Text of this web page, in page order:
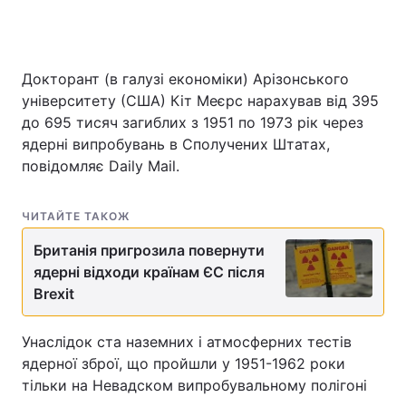
Головна
Україна
Економіка Світ
Спорт
Зброя Інциденти
Докторант (в галузі економіки) Арізонського
університету (США) Кіт Меєрс нарахував від 395
до 695 тисяч загиблих з 1951 по 1973 рік через
ядерні випробувань в Сполучених Штатах,
повідомляє Daily Mail.
ЧИТАЙТЕ ТАКОЖ
Британія пригрозила повернути
ядерні відходи країнам ЄС після
Brexit
Унаслідок ста наземних і атмосферних тестів
ядерної зброї, що пройшли у 1951-1962 роки
тільки на Невадском випробувальному полігоні